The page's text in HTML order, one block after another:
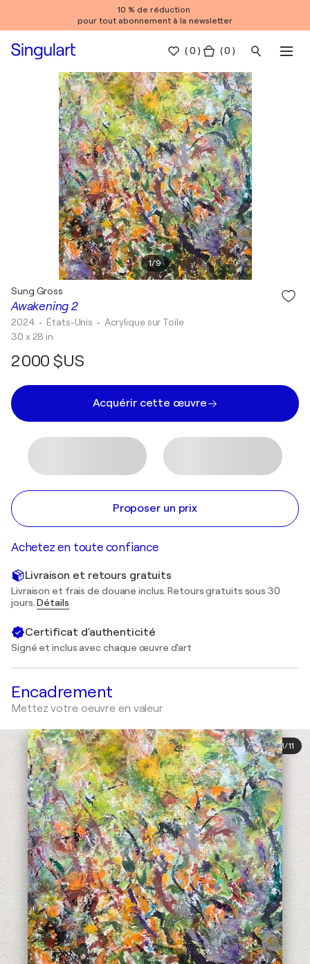
10 % de réduction
pour tout abonnement à la newsletter
(0 ) ( 0 )
1/9
Awakening 2
Sung Gross
2024 • États-Unis • Acrylique sur Toile
30 x 28 in
2 000 $US
Acquérir cette œuvre
Proposer un prix
Achetez en toute confiance
Livraison et retours gratuits
Livraison et frais de douane inclus. Retours gratuits sous 30
jours.Détails
Certificat d'authenticité
Signé et inclus avec chaque œuvre d'art
Encadrement
Mettez votre oeuvre en valeur
1/11